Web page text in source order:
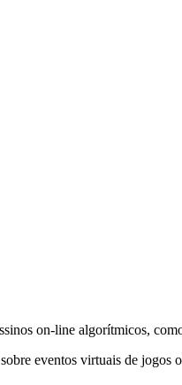
on-line algorítmicos,
eventos virtuais de jogos